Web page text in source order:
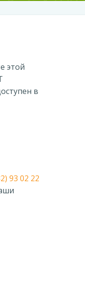
этой
в
93 02 22